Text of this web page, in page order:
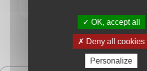
OK, accept all
Deny all cookies
Personalize